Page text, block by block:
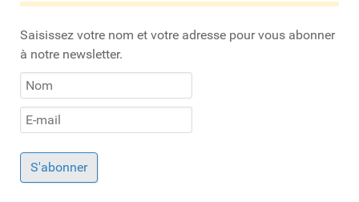
Saisissez votre nom et votre adresse pour vous abonner
à notre newsletter.
S'abonner